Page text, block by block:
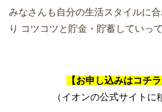
みなさんも自分の生活スタイルに合
り コツコツと貯金・貯蓄していっ
【お申し込みはコチラ
（イオンの公式サイトに